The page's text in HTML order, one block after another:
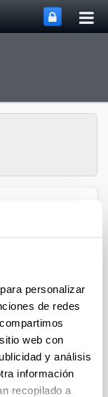
personalizar
de redes
web con
y análisis
información
recopilado a